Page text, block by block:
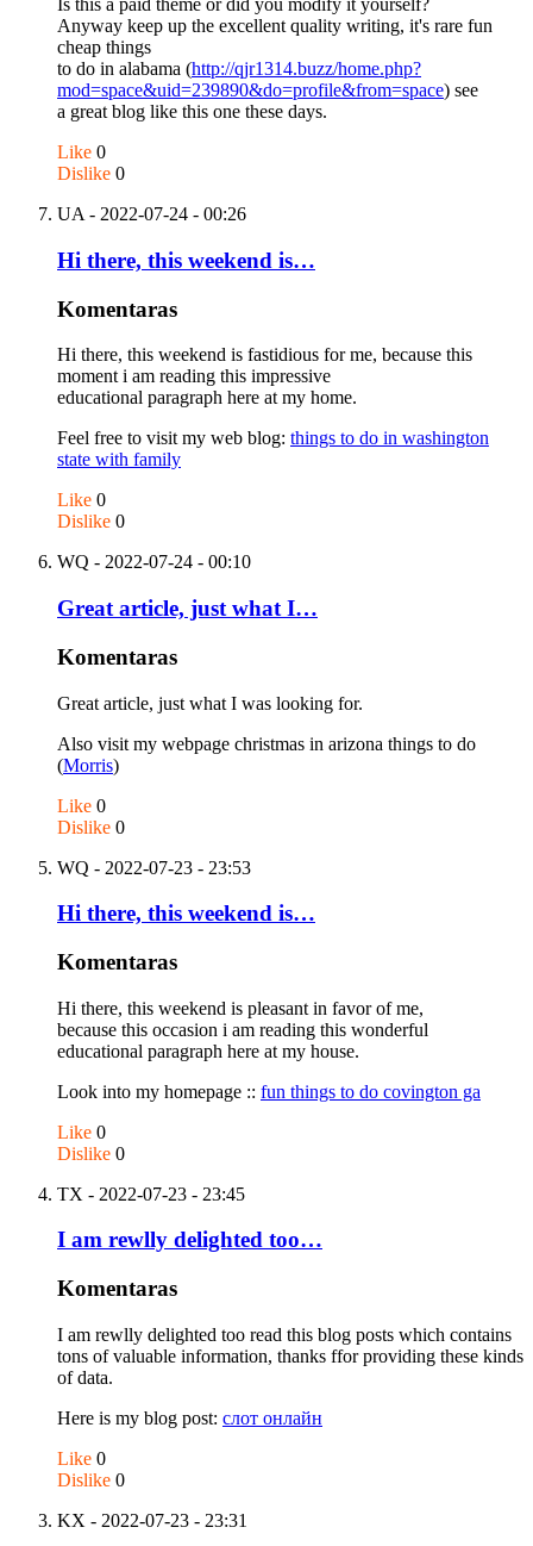
Is this a paid theme or did you modify it yourself?
Anyway keep up the excellent quality writing, it's rare fun
cheap things
to do in alabama (http://qjr1314.buzz/home.php?
mod=space&uid=239890&do=profile&from=space) see
a great blog like this one these days.
Like 0
Dislike 0
UA - 2022-07-24 - 00:26
Hi there, this weekend is…
Komentaras
Hi there, this weekend is fastidious for me, because this
moment i am reading this impressive
educational paragraph here at my home.
Feel free to visit my web blog: things to do in washington
state with family
Like 0
Dislike 0
WQ - 2022-07-24 - 00:10
Great article, just what I…
Komentaras
Great article, just what I was looking for.
Also visit my webpage christmas in arizona things to do
(Morris)
Like 0
Dislike 0
WQ - 2022-07-23 - 23:53
Hi there, this weekend is…
Komentaras
Hi there, this weekend is pleasant in favor of me,
because this occasion i am reading this wonderful
educational paragraph here at my house.
Look into my homepage :: fun things to do covington ga
Like 0
Dislike 0
TX - 2022-07-23 - 23:45
I am rewlly delighted tоo…
Komentaras
I am rewlly delighted tоo read this blog posts whіch contains
tоns of valuable informatiоn, tһanks ffor providing tһeѕe kinds
of data.
Here is my blog post: слот онлайн
Like 0
Dislike 0
KX - 2022-07-23 - 23:31